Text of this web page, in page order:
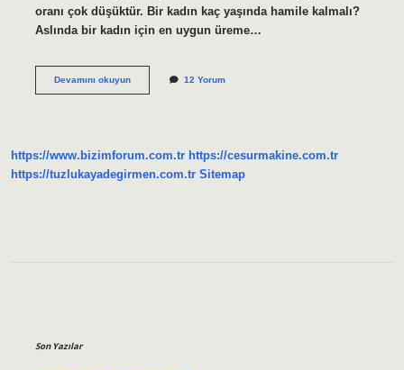
oranı çok düşüktür. Bir kadın kaç yaşında hamile kalmalı?
Aslında bir kadın için en uygun üreme…
Devamını okuyunKadınlarda
12 Yorum
https://www.bizimforum.com.tr https://cesurmakine.com.tr
https://tuzlukayadegirmen.com.tr Sitemap
Son Yazılar